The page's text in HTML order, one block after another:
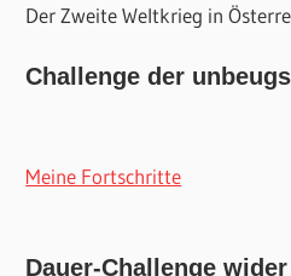
Der Zweite Weltkrieg in
Challenge der
Meine Fortschritte
Dauer-Challenge